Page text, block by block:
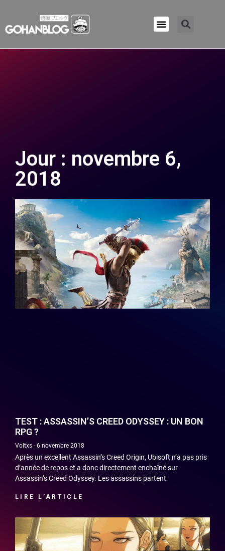
Jour : novembre 6,
2018
TEST : ASSASSIN’S CREED ODYSSEY : UN BON
RPG ?
Voltxs 6 novembre 2018
Après un excellent Assassin’s Creed Origin, Ubisoft n’a pas pris
d’année de repos et a donc directement enchaîné sur
Assassin’s Creed Odyssey. Les assassins partent
LIRE L'ARTICLE